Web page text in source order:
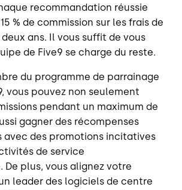
recommandation réussie
% de commission sur les frais de
ans. Il vous suffit de vous
de Five9 se charge du reste.
du programme de parrainage
vous pouvez non seulement
pendant un maximum de
gagner des récompenses
avec des promotions incitatives
de service
plus, vous alignez votre
leader des logiciels de centre